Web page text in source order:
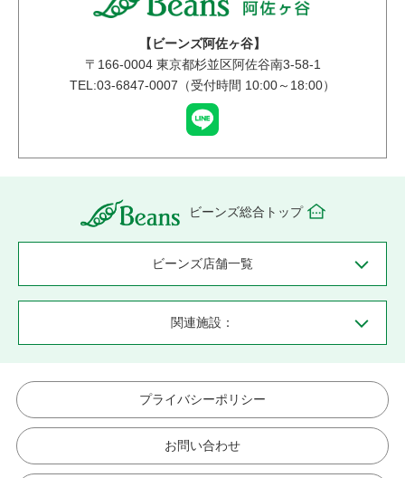
【ビーンズ阿佐ヶ谷】
〒 166-0004東京都杉並区阿佐谷南3-58-1
TEL:03-6847-0007（受付時間 10:00～18:00）
ビーンズ総合トップ
ビーンズ店舗一覧
関連施設：
プライバシーポリシー
お問い合わせ